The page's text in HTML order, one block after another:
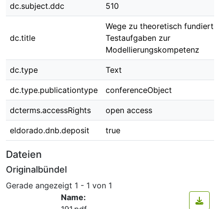
dc.subject.ddc 510
dc.title
Wege zu theoretisch
Testaufgaben zur
Modellierungskompetenz
dc.type Text
dc.type.publicationtype conferenceObject
dcterms.accessRights open access
eldorado.dnb.deposit true
Dateien
Originalbündel
Gerade angezeigt 1 - 1 von 1
Name: